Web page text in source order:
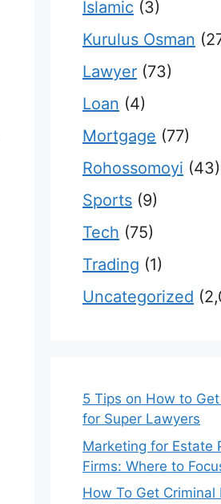
Islamic (3)
Kurulus Osman
Lawyer (73)
Loan (4)
Mortgage (77)
Rohossomoyi (43)
Sports (9)
Tech (75)
Trading (1)
Uncategorized
5 Tips on How to
for Super Lawyers
Marketing for Estate
Firms: Where to
How To Get Criminal